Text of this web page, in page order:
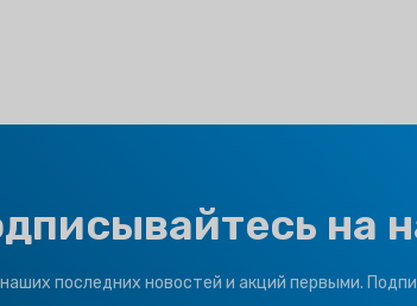
на
последних новостей и акций первыми.